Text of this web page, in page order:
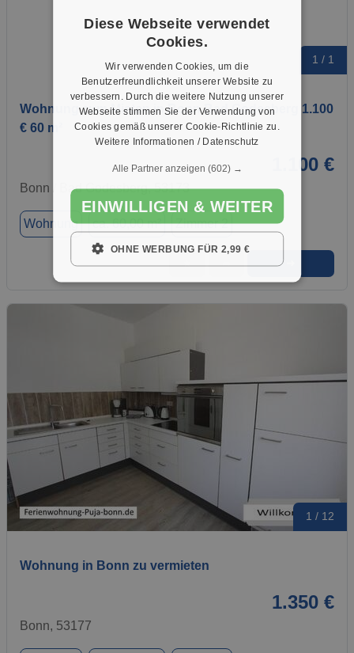
1 / 1
Wohnung zum Mieten in Bonn Bad Godesberg 1.100
€ 60 m²
1.100 €
Bonn / Bad Godesberg, 53173
Wohnung ca. 60,00 m² Zimmer 2
★ ➦
1 / 12
Wohnung in Bonn zu vermieten
1.350 €
Bonn, 53177
Diese Webseite verwendet
Cookies.
Wir verwenden Cookies, um die
Benutzerfreundlichkeit unserer Website zu
verbessern. Durch die weitere Nutzung unserer
Webseite stimmen Sie der Verwendung von
Cookies gemäß unserer Cookie-Richtlinie zu.
Weitere Informationen / Datenschutz
Alle Partner anzeigen (602) →
EINWILLIGEN & WEITER
OHNE WERBUNG FÜR 2,99 €